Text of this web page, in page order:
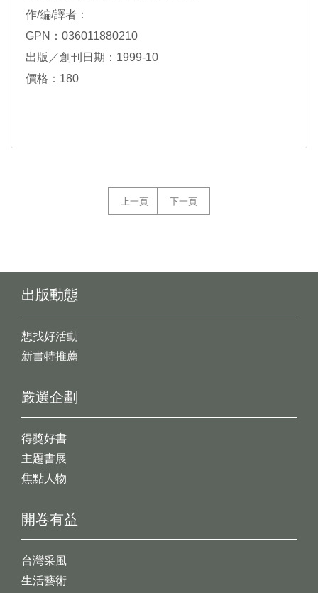
作/編/譯者：
GPN：036011880210
出版／創刊日期：1999-10
價格：180
上一頁 下一頁
出版動態
想找好活動
新書特推薦
開卷有益
台灣采風
生活藝術
嚴選企劃
得獎好書
主題書展
焦點人物